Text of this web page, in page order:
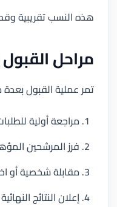
هذه النسب تقريبية
مراحل
تمر عملية القبول بعدة
مراجعة أولية
فرز المرشحين
مقابلة شخصية أو
إعلان النتائج النهائية